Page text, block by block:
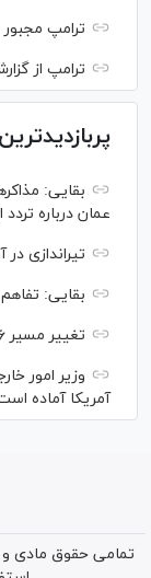
ترامپ
ترامپ از
عمان درباره
تیراندازی در آیداهو
بقایی:
تغییر مسیر ۶ کشتی عربستانی در پی تهدید ارتش یمن
وزیر امور
آمریکا آماده
تمامی حقوق مادی و